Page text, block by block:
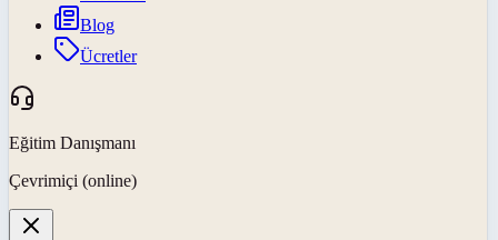
Blog
Ücretler
Eğitim Danışmanı
Çevrimiçi (online)